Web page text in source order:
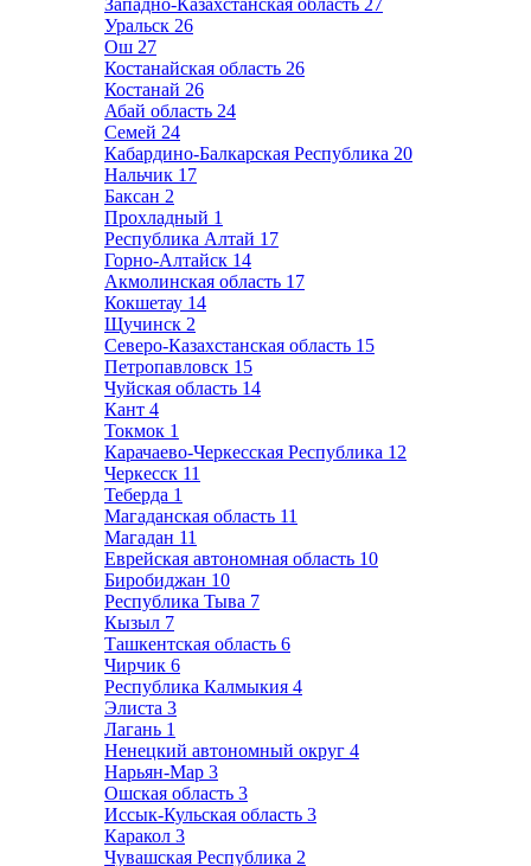
Западно-Казахстанская область 27
Уральск 26
Ош 27
Костанайская область 26
Костанай 26
Абай область 24
Семей 24
Кабардино-Балкарская Республика 20
Нальчик 17
Баксан 2
Прохладный 1
Республика Алтай 17
Горно-Алтайск 14
Акмолинская область 17
Кокшетау 14
Щучинск 2
Северо-Казахстанская область 15
Петропавловск 15
Чуйская область 14
Кант 4
Токмок 1
Карачаево-Черкесская Республика 12
Черкесск 11
Теберда 1
Магаданская область 11
Магадан 11
Еврейская автономная область 10
Биробиджан 10
Республика Тыва 7
Кызыл 7
Ташкентская область 6
Чирчик 6
Республика Калмыкия 4
Элиста 3
Лагань 1
Ненецкий автономный округ 4
Нарьян-Мар 3
Ошская область 3
Иссык-Кульская область 3
Каракол 3
Чувашская Республика 2